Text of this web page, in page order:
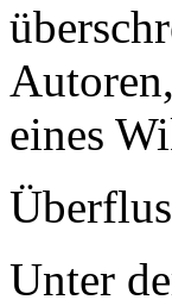
eines
Unter